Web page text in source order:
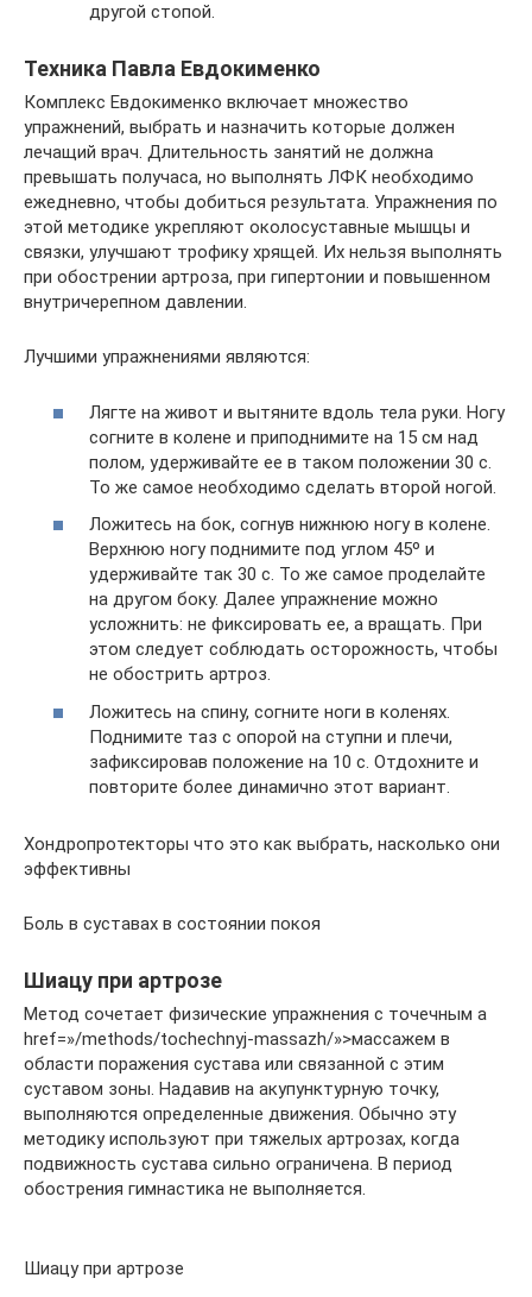
другой стопой.
Техника Павла Евдокименко
Комплекс Евдокименко включает множество
упражнений, выбрать и назначить которые должен
лечащий врач. Длительность занятий не должна
превышать получаса, но выполнять ЛФК необходимо
ежедневно, чтобы добиться результата. Упражнения по
этой методике укрепляют околосуставные мышцы и
связки, улучшают трофику хрящей. Их нельзя выполнять
при обострении артроза, при гипертонии и повышенном
внутричерепном давлении.
Лучшими упражнениями являются:
Лягте на живот и вытяните вдоль тела руки. Ногу
согните в колене и приподнимите на 15 см над
полом, удерживайте ее в таком положении 30 с.
То же самое необходимо сделать второй ногой.
Ложитесь на бок, согнув нижнюю ногу в колене.
Верхнюю ногу поднимите под углом 45º и
удерживайте так 30 с. То же самое проделайте
на другом боку. Далее упражнение можно
усложнить: не фиксировать ее, а вращать. При
этом следует соблюдать осторожность, чтобы
не обострить артроз.
Ложитесь на спину, согните ноги в коленях.
Поднимите таз с опорой на ступни и плечи,
зафиксировав положение на 10 с. Отдохните и
повторите более динамично этот вариант.
Хондропротекторы что это как выбрать, насколько они
эффективны
Боль в суставах в состоянии покоя
Шиацу при артрозе
Метод сочетает физические упражнения с точечным a
href=»/methods/tochechnyj-massazh/»>массажем в
области поражения сустава или связанной с этим
суставом зоны. Надавив на акупунктурную точку,
выполняются определенные движения. Обычно эту
методику используют при тяжелых артрозах, когда
подвижность сустава сильно ограничена. В период
обострения гимнастика не выполняется.
Шиацу при артрозе